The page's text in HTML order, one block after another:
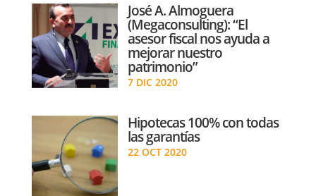
José A. Almoguera
(Megaconsulting): “El
asesor fiscal nos ayuda a
mejorar nuestro
patrimonio”
7 DIC 2020
Hipotecas 100% con todas
las garantías
22 OCT 2020